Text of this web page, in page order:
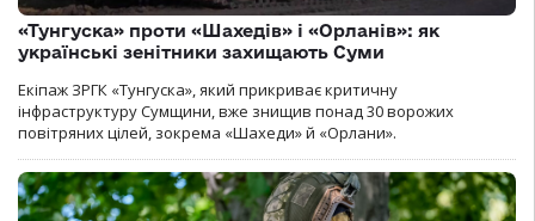
«Тунгуска» проти «Шахедів» і «Орланів»: як
українські зенітники захищають Суми
Екіпаж ЗРГК «Тунгуска», який прикриває критичну
інфраструктуру Сумщини, вже знищив понад 30 ворожих
повітряних цілей, зокрема «Шахеди» й «Орлани».